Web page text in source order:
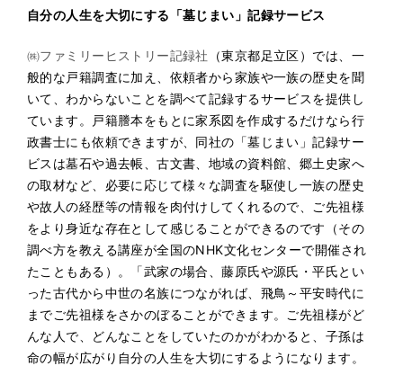
自分の人生を大切にする「墓じまい」記録サービス
㈱ファミリーヒストリー記録社
（東京都足立区）では、一
般的な戸籍調査に加え、依頼者から家族や一族の歴史を聞
いて、わからないことを調べて記録するサービスを提供し
ています。戸籍謄本をもとに家系図を作成するだけなら行
政書士にも依頼できますが、同社の「墓じまい」記録サー
ビスは墓石や過去帳、古文書、地域の資料館、郷土史家へ
の取材など、必要に応じて様々な調査を駆使し一族の歴史
や故人の経歴等の情報を肉付けしてくれるので、ご先祖様
をより身近な存在として感じることができるのです（その
調べ方を教える講座が全国のNHK文化センターで開催され
たこともある）。「武家の場合、藤原氏や源氏・平氏とい
った古代から中世の名族につながれば、飛鳥～平安時代に
までご先祖様をさかのぼることができます。ご先祖様がど
んな人で、どんなことをしていたのかがわかると、子孫は
命の幅が広がり自分の人生を大切にするようになります。